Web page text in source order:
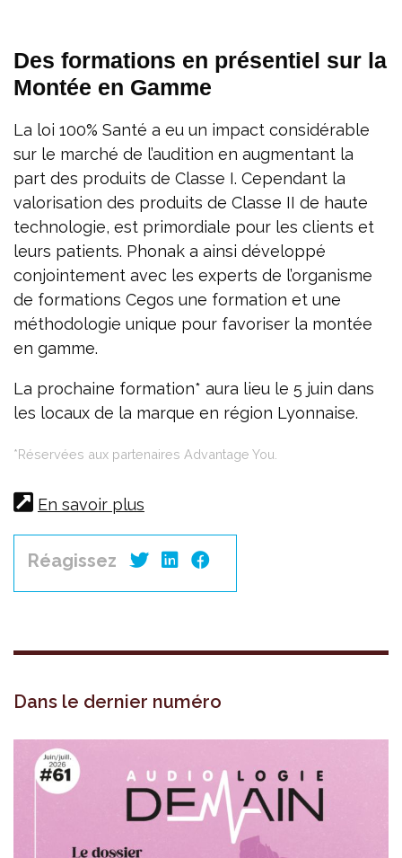
Des formations en présentiel sur la
Montée en Gamme
La loi 100% Santé a eu un impact considérable
sur le marché de l’audition en augmentant la
part des produits de Classe I. Cependant la
valorisation des produits de Classe II de haute
technologie, est primordiale pour les clients et
leurs patients. Phonak a ainsi développé
conjointement avec les experts de l’organisme
de formations Cegos une formation et une
méthodologie unique pour favoriser la montée
en gamme.
La prochaine formation* aura lieu le 5 juin dans
les locaux de la marque en région Lyonnaise.
*Réservées aux partenaires Advantage You.
En savoir plus
Réagissez
Dans le dernier numéro